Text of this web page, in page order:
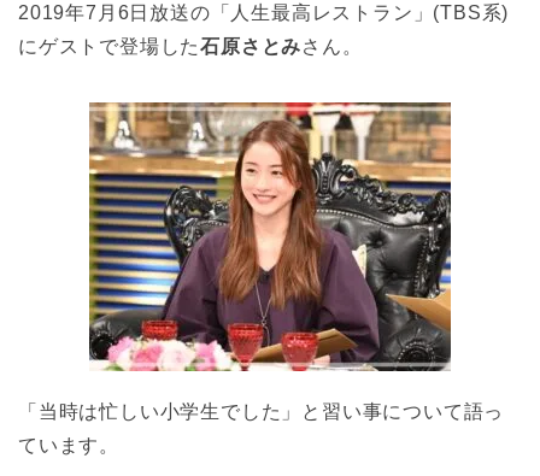
2019年7月6日放送の「人生最高レストラン」(TBS系)
にゲストで登場した石原さとみさん。
「当時は忙しい小学生でした」と習い事について語っ
ています。